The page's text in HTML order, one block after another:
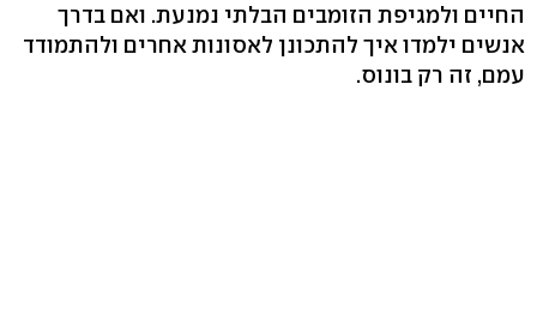
החיים ולמגיפת הזומבים הבלתי נמנעת. ואם בדרך
אנשים ילמדו איך להתכונן לאסונות אחרים ולהתמודד
עמם, זה רק בונוס.